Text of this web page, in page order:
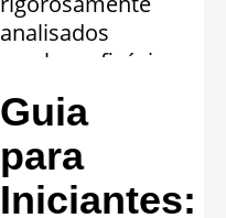
analisados
revelam eficácia
comprovada em
20 quadros
clínicos.
Saiba mais »
Guia
para
Iniciantes: